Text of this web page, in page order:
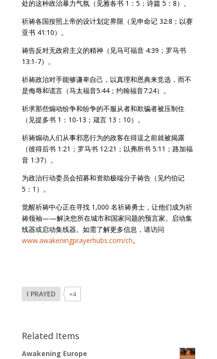
处的这种政治暴力气氛（见雅各书 1：5；诗篇 5：8）。
祈祷各国按照上帝的设计划定界限（见申命记 32:8；以赛
亚书 41:10）。
祷告反对无政府主义的精神（见马可福音 4:39；罗马书
13:1-7）。
祈祷政治对手能够谦卑自己，以真理和恩典来竞选，而不
是侮辱和谎言（马太福音5:44；约翰福音7:24）。
祈求那些煽动纷争和纷争的不服从者和欺骗者被压制住
（见提多书 1：10-13；箴言 13：10）。
祈祷煽动人们从事邪恶行为的政客在得逞之前就被揭露
（彼得后书 1:21；罗马书 12:21；以弗所书 5:11；路加福
音 1:37）。
为政治行动委员会招募和资助极端分子祷告（见约伯记
5：1）。
觉醒祈祷中心正在寻找 1,000 名祈祷勇士，让他们成为祈
祷领袖——解决您所在城市和国家问题的预言家。启动集
线器或启动集线器。如需了解更多信息，请访问
www.awakeningprayerhubs.com/ch。
I PRAYED +4
Related Items
Awakening Europe